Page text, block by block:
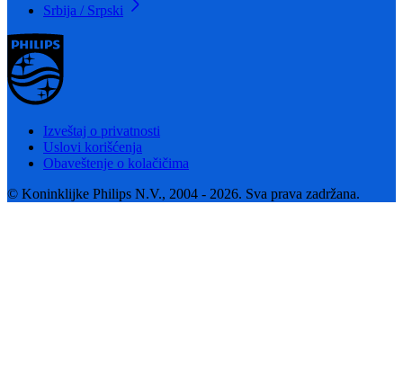
Srbija / Srpski
Izveštaj o privatnosti
Uslovi korišćenja
Obaveštenje o kolačičima
© Koninklijke Philips N.V., 2004 - 2026. Sva prava zadržana.